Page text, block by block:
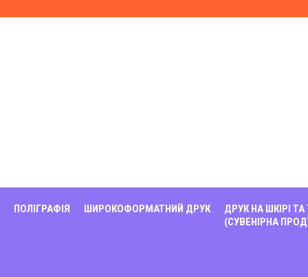
ПОЛІГРАФІЯ ШИРОКОФОРМАТНИЙ ДРУК
ДРУК НА ШКІРІ ТА
(СУВЕНІРНА